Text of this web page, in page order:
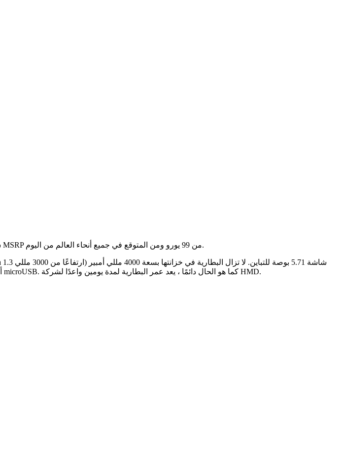
1.4 سابقه ، ولكن ليس السعر. الهاتف لديه MSRP من 99 يورو ومن المتوقع في جميع أنحاء العالم من اليوم.
أمبير). لكن لم يتم تحديثه إلى السرعة المقبولة – 5 واط هو كل ما تحصل عليه و (لكن الأسوأ) إنه أنبوب microUSB. كما هو الحال دائمًا ، يعد عمر البطارية لمدة يومين واعدًا لشركة HMD.